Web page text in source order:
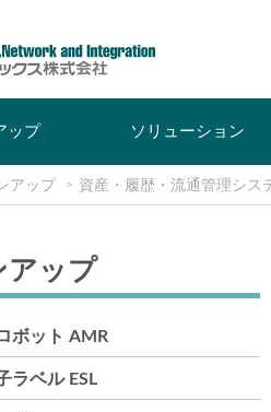
ップ ソリューション
アップ 資産・履歴・流通管理シス
アップ
ボット AMR
ラベル ESL